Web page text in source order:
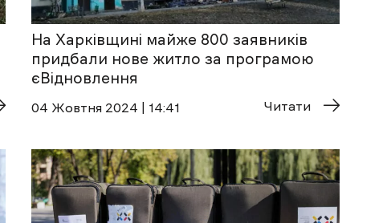
На Харківщині майже 800 заявників
придбали нове житло за програмою
єВідновлення
04 Жовтня 2024 | 14:41 Читати